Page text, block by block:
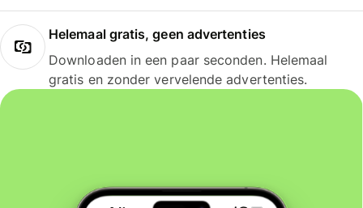
Helemaal gratis, geen advertenties
Downloaden in een paar seconden. Helemaal
gratis en zonder vervelende advertenties.